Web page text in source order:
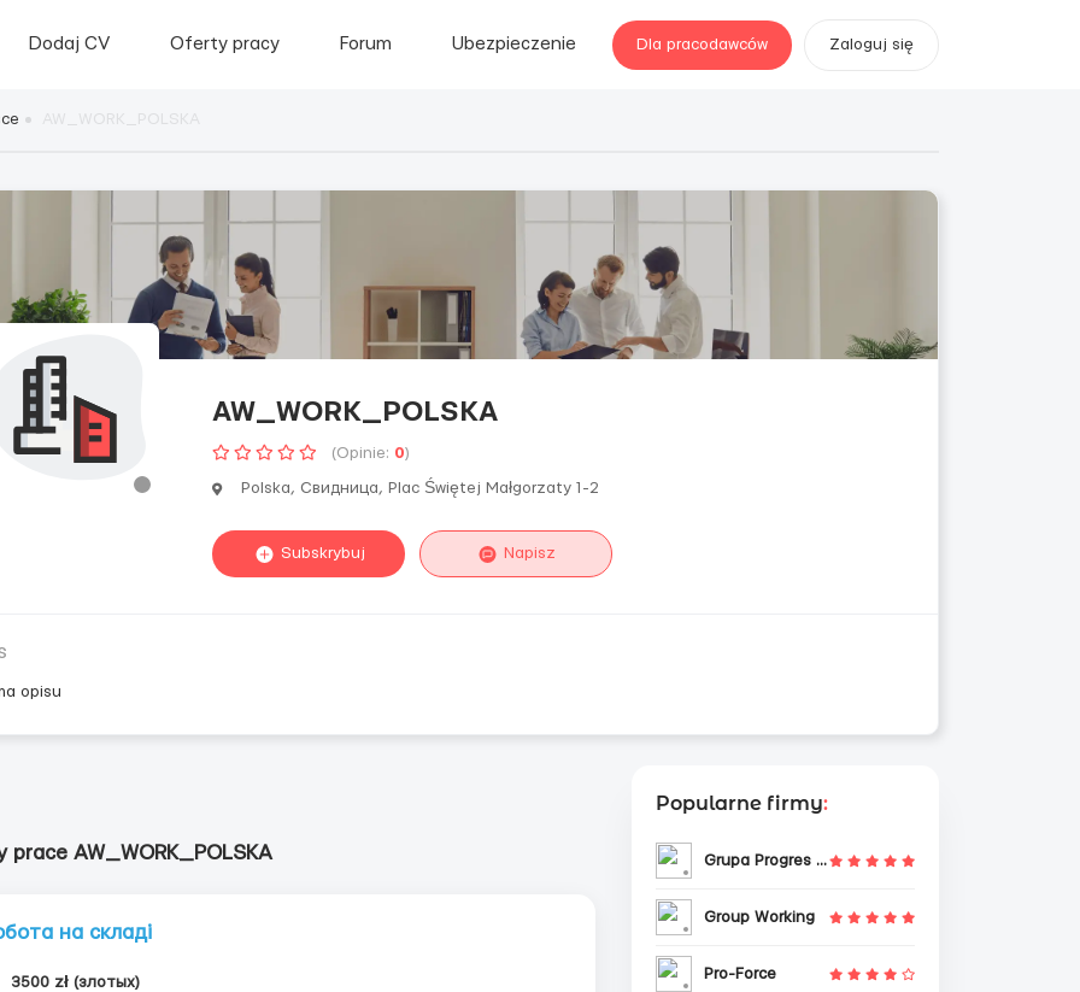
Dodaj CV Oferty pracy Forum Ubezpieczenie Dla pracodawców Zaloguj się
AW_WORK_POLSKA
(Opinie: 0)
Polska, Свидница, Plac Świętej Małgorzaty 1-2
Subskrybuj Napisz
opisu
prace AW_WORK_POLSKA
на складі
3500 zł (злотых)
Popularne firmy:
Grupa Progres Sp. z o.o.
Group Working
Pro-Force